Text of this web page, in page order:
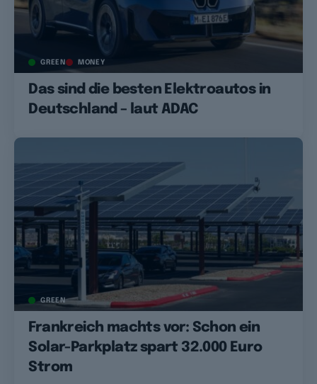
GREEN MONEY
Das sind die besten Elektroautos in
Deutschland – laut ADAC
GREEN
Frankreich machts vor: Schon ein
Solar-Parkplatz spart 32.000 Euro
Strom